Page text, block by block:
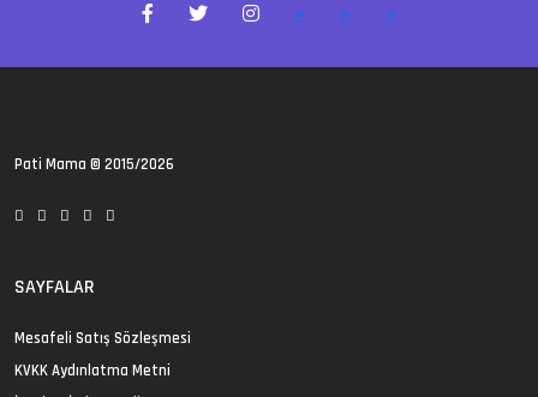
> > >
Pati Mama © 2015/2026
SAYFALAR
Mesafeli Satış Sözleşmesi
KVKK Aydınlatma Metni